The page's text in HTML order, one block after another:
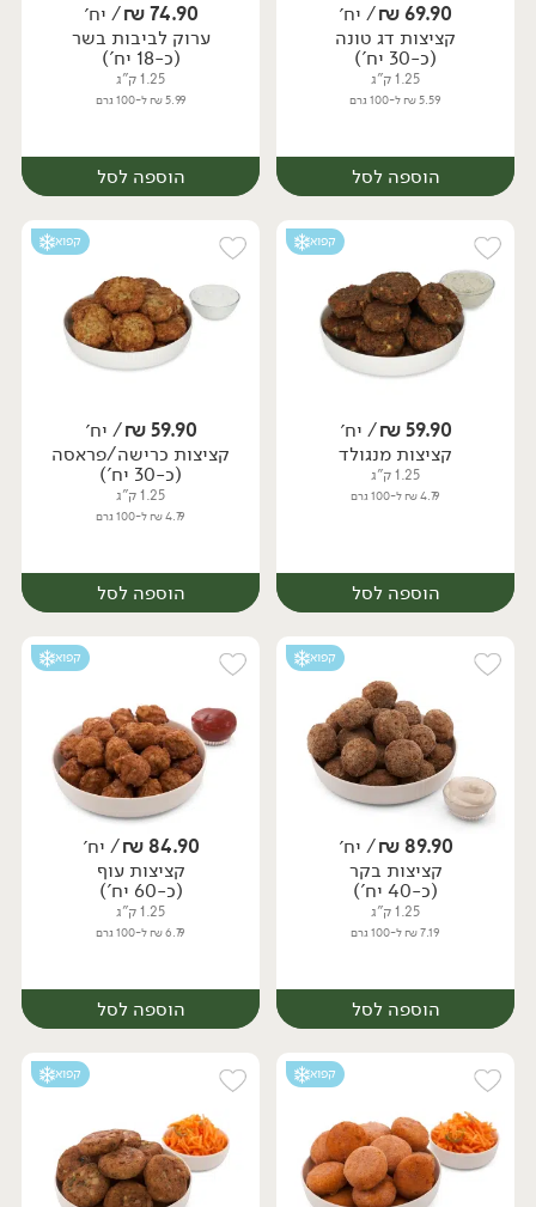
יח׳ יח׳
69.90
₪/ יח׳
קציצות דג טונה
(כ-30 יח')
1.25 ק"ג
5.59 ₪ ל-100 גרם
הוספה לסל
יח׳
74.90
₪/ יח׳
ערוק לביבות בשר
(כ-18 יח')
1.25 ק"ג
5.99 ₪ ל-100 גרם
הוספה לסל
יח׳
קפוא
59.90
₪/ יח׳
קציצות מנגולד
1.25 ק"ג
4.79 ₪ ל-100 גרם
הוספה לסל
יח׳
קפוא
59.90
₪/ יח׳
קציצות כרישה/פראסה
(כ-30 יח')
1.25 ק"ג
4.79 ₪ ל-100 גרם
הוספה לסל
יח׳
קפוא
89.90
₪/ יח׳
קציצות בקר
(כ-40 יח')
1.25 ק"ג
7.19 ₪ ל-100 גרם
הוספה לסל
קפוא
84.90
₪/ יח׳
קציצות עוף
(כ-60 יח')
1.25 ק"ג
6.79 ₪ ל-100 גרם
הוספה לסל
קפוא קפוא